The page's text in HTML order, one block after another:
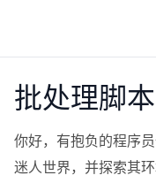
批处理脚
你好，有抱负的程序
迷人世界，并探索其